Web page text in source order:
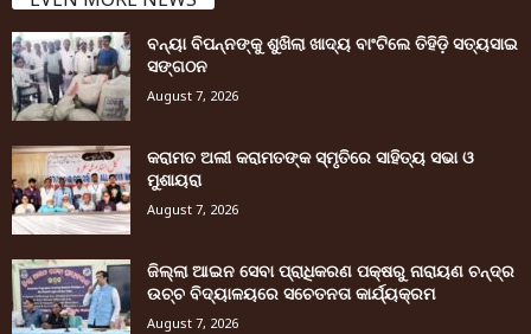
ବନ୍ୟା ବିପନ୍ନଙ୍କୁ ଶୁଖିଲା ଖାଦ୍ୟ ବାଂଟିଲେ ତିହିଡି଼ ସତ୍ୟସାଇ
ସଙ୍ଗଠନ
August 7, 2026
କରାମତ ଅଲୀ କରାମତଙ୍କ ସ୍ମୃତିରେ ସାହିତ୍ୟ ସଭା ଓ
ମୁଶାୟରା
August 7, 2026
ଜିଲ୍ଲା ଆଇନ ସେବା ପ୍ରାଧିକରଣ ପକ୍ଷରୁ ନାରାୟଣ ଚନ୍ଦ୍ର
ଉଚ୍ଚ ବିଦ୍ୟାଳୟରେ ସଚେତନତା କାର୍ଯ୍ୟକ୍ରମ
August 7, 2026